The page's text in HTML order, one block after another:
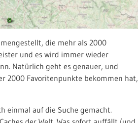
die mehr als 2000
und es wird immer wieder
Natürlich geht es genauer, und
2000 Favoritenpunkte bekommen hat,
einmal auf die Suche gemacht.